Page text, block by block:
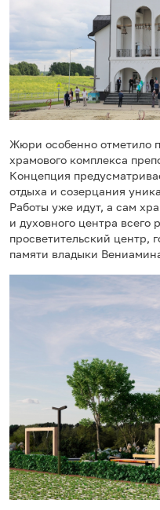
Жюри особенно отметило
храмового комплекса
Концепция
отдыха и созерцания
Работы уже идут, а сам
и духовного центра всего
просветительский центр,
памяти владыки